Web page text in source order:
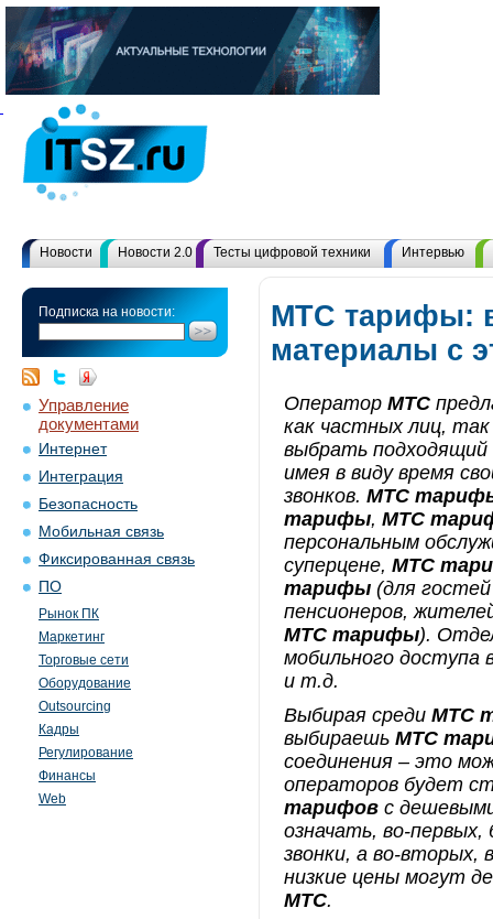
Новости Новости 2.0 Тесты цифровой техники Интервью
Подписка на новости:
Управление
документами
Интернет
Интеграция
Безопасность
Мобильная связь
Фиксированная связь
ПО
Рынок ПК
Маркетинг
Торговые сети
Оборудование
Outsourcing
Кадры
Регулирование
Финансы
Web
МТС тарифы:
материалы с
Оператор МТС
как частных лиц,
выбрать подходящий
имея в виду время
звонков. МТС
тарифы, МТС
персональным
суперцене, МТС
тарифы (для
пенсионеров,
МТС тарифы).
мобильного
и т.д.
Выбирая среди МТС
выбираешь МТС
соединения – это
операторов будет
тарифов с
означать, во-
звонки, а во-вторых,
низкие цены могут
МТС.